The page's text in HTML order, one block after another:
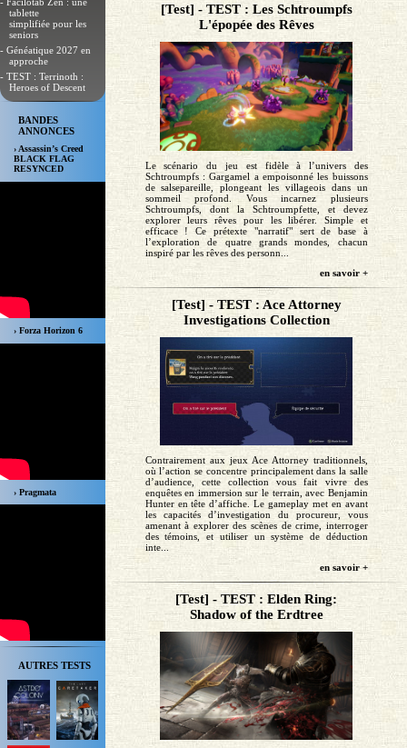
tablette
simplifiée pour les
seniors
- Généatique 2027 en
approche
- TEST : Terrinoth :
Heroes of Descent
BANDES
ANNONCES
› Assassin’s Creed
BLACK FLAG
RESYNCED
› Forza Horizon 6
› Pragmata
AUTRES TESTS
[Test] - TEST : Les Schtroumpfs
L'épopée des Rêves
Le scénario du jeu est fidèle à l’univers des
Schtroumpfs : Gargamel a empoisonné les buissons
de salsepareille, plongeant les villageois dans un
sommeil profond. Vous incarnez plusieurs
Schtroumpfs, dont la Schtroumpfette, et devez
explorer leurs rêves pour les libérer. Simple et
efficace ! Ce prétexte "narratif" sert de base à
l’exploration de quatre grands mondes, chacun
inspiré par les rêves des personn...
en savoir +
[Test] - TEST : Ace Attorney
Investigations Collection
Contrairement aux jeux Ace Attorney traditionnels,
où l’action se concentre principalement dans la salle
d’audience, cette collection vous fait vivre des
enquêtes en immersion sur le terrain, avec Benjamin
Hunter en tête d’affiche. Le gameplay met en avant
les capacités d’investigation du procureur, vous
amenant à explorer des scènes de crime, interroger
des témoins, et utiliser un système de déduction
inte...
en savoir +
[Test] - TEST : Elden Ring:
Shadow of the Erdtree